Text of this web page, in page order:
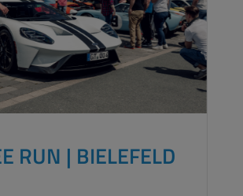
RUN | BIELEFELD